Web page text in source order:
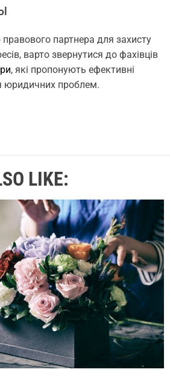
партнера для захисту
варто звернутися до фахівців
, які пропонують ефективні
юридичних проблем.
LIKE: